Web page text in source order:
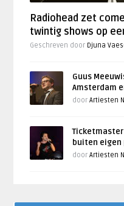
Radiohead zet
twintig shows op
Geschreven door Djuna
Guus
Amsterdam
doorArtiesten
buiten
doorArtiesten